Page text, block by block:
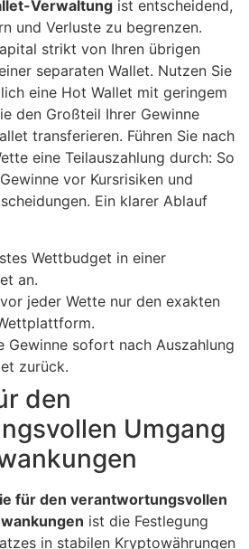
Verwaltung ist entscheidend,
und Verluste zu begrenzen.
strikt von Ihren übrigen
separaten Wallet. Nutzen Sie
eine Hot Wallet mit geringem
den Großteil Ihrer Gewinne
transferieren. Führen Sie nach
eine Teilauszahlung durch: So
vor Kursrisiken und
Ein klarer Ablauf
Wettbudget in einer
an.
jeder Wette nur den exakten
Gewinne sofort nach Auszahlung
zurück.
den
Umgang
für den verantwortungsvollen
ist die Festlegung
in stabilen Kryptowährungen